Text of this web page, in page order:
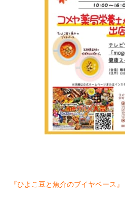
『ひよこ豆と魚介のブイヤベース』